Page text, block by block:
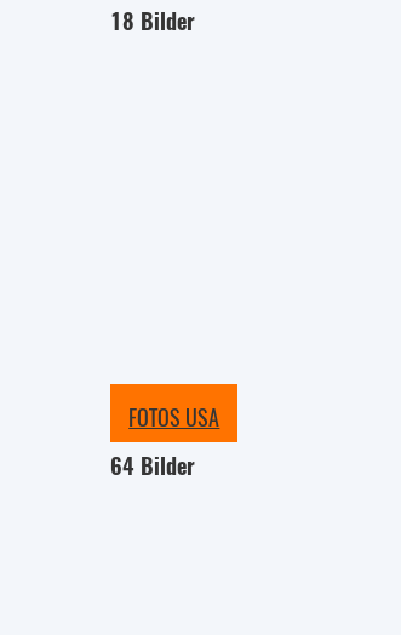
18 Bilder
FOTOS USA
64 Bilder